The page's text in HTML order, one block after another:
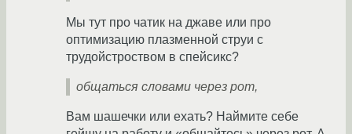
Мы тут про чатик на джаве или про
оптимизацию плазменной струи с
трудойстроством в спейсикс?
общаться словами через рот,
Вам шашечки или ехать? Наймите себе